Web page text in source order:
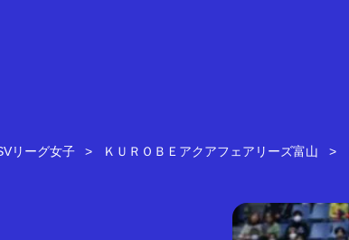
リーグ女子 ＫＵＲＯＢＥアクアフェアリーズ富山